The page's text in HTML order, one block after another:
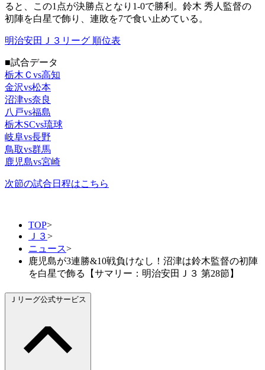
ると、この1点が決勝点となり1-0で勝利。鈴木 秀人監督の
初陣を白星で飾り、連敗を7で食い止めている。
明治安田Ｊ３リーグ 順位表
■試合データ
栃木Ｃvs高知
金沢vs松本
沼津vs奈良
八戸vs福島
栃木SCvs琉球
岐阜vs長野
鳥取vs群馬
鹿児島vs宮崎
次節の試合日程はこちら
TOP>
Ｊ３>
ニュース>
鹿児島が3連勝&10戦負けなし！沼津は鈴木監督の初陣
を白星で飾る【サマリー：明治安田Ｊ３ 第28節】
Ｊリーグ公式サービス